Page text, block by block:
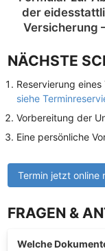
der
Versicherung
NÄCHSTE
Reservierung
siehe
Vorbereitung der
Eine persönliche
Termin jetzt online
FRAGEN &
Welche